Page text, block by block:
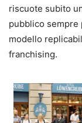
riscuote subito
pubblico sempre
modello
franchising.